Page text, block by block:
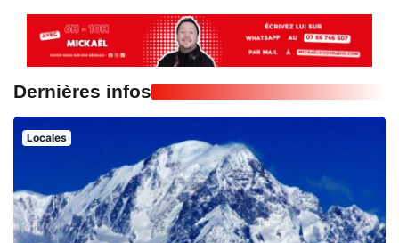
Dernières infos
Locales